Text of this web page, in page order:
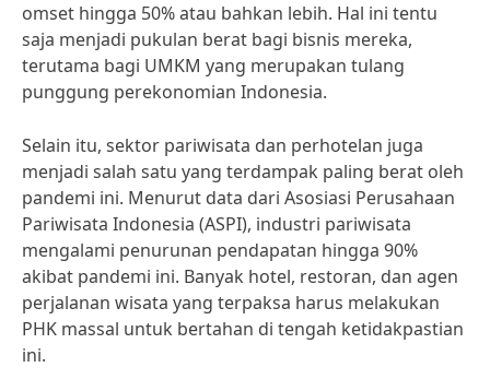
omset hingga 50% atau bahkan lebih. Hal ini tentu
saja menjadi pukulan berat bagi bisnis mereka,
terutama bagi UMKM yang merupakan tulang
punggung perekonomian Indonesia.
Selain itu, sektor pariwisata dan perhotelan juga
menjadi salah satu yang terdampak paling berat oleh
pandemi ini. Menurut data dari Asosiasi Perusahaan
Pariwisata Indonesia (ASPI), industri pariwisata
mengalami penurunan pendapatan hingga 90%
akibat pandemi ini. Banyak hotel, restoran, dan agen
perjalanan wisata yang terpaksa harus melakukan
PHK massal untuk bertahan di tengah ketidakpastian
ini.